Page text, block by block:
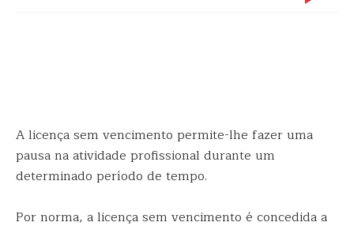
A licença sem vencimento permite-lhe fazer uma
pausa na atividade profissional durante um
determinado período de tempo.
Por norma, a licença sem vencimento é concedida a